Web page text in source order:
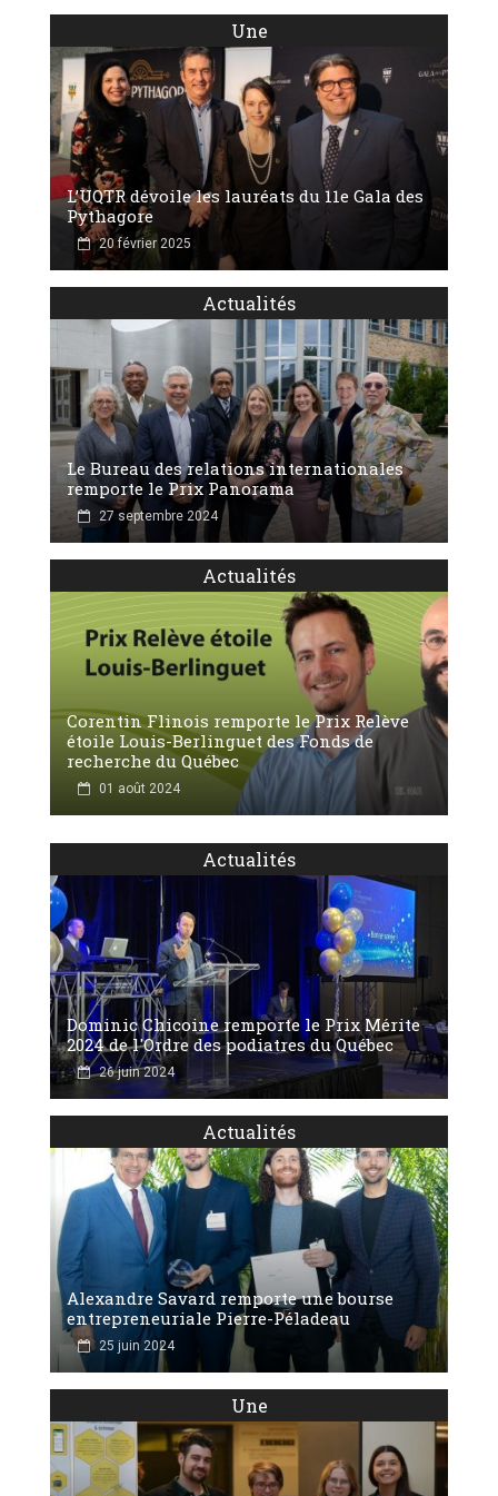
Une
L’UQTR dévoile les lauréats du 11e Gala des
Pythagore
20 février 2025
Actualités
Le Bureau des relations internationales
remporte le Prix Panorama
27 septembre 2024
Actualités
Corentin Flinois remporte le Prix Relève
étoile Louis-Berlinguet des Fonds de
recherche du Québec
01 août 2024
Actualités
Dominic Chicoine remporte le Prix Mérite
2024 de l'Ordre des podiatres du Québec
26 juin 2024
Actualités
Alexandre Savard remporte une bourse
entrepreneuriale Pierre-Péladeau
25 juin 2024
Une